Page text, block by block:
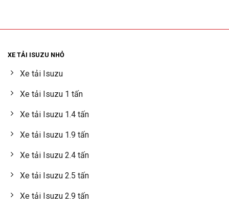
XE TẢI ISUZU NHỎ
Xe tải Isuzu
Xe tải Isuzu 1 tấn
Xe tải Isuzu 1.4 tấn
Xe tải Isuzu 1.9 tấn
Xe tải Isuzu 2.4 tấn
Xe tải Isuzu 2.5 tấn
Xe tải Isuzu 2.9 tấn